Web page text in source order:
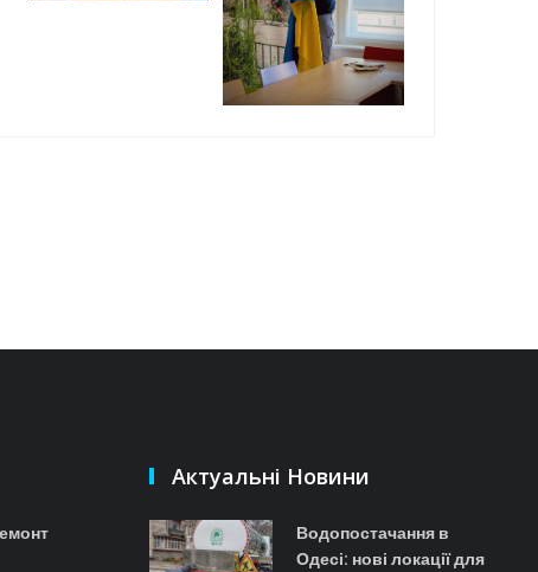
Актуальні Новини
Водопостачання в
Одесі: нові локації для